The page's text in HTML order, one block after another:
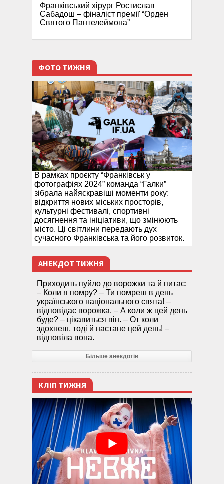
Франківський хірург Ростислав
Сабадош – фіналіст премії “Орден
Святого Пантелеймона”
ФОТО ТИЖНЯ
В рамках проєкту “Франківськ у
фотографіях 2024” команда “Галки”
зібрала найяскравіші моменти року:
відкриття нових міських просторів,
культурні фестивалі, спортивні
досягнення та ініціативи, що змінюють
місто. Ці світлини передають дух
сучасного Франківська та його розвиток.
АНЕКДОТ ТИЖНЯ
Приходить пуйло до ворожки та й питає:
– Коли я помру? – Ти помреш в день
українського національного свята! –
відповідає ворожка. – А коли ж цей день
буде? – цікавиться він. – От коли
здохнеш, тоді й настане цей день! –
відповіла вона.
Більше анекдотів
КЛІП ТИЖНЯ